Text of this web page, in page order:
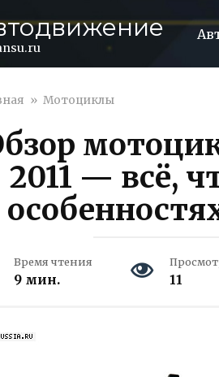
» Мотоциклы
2011 — всё,
Время чтения
9 мин. 11